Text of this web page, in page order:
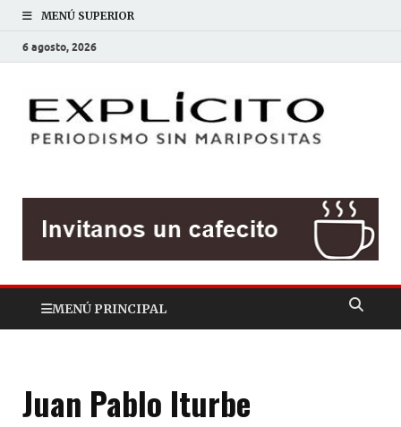
MENÚ SUPERIOR
6 agosto, 2026
MENÚ PRINCIPAL
Juan Pablo Iturbe